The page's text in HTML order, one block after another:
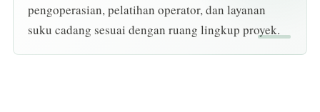
pengoperasian, pelatihan operator, dan layanan
suku cadang sesuai dengan ruang lingkup proyek.